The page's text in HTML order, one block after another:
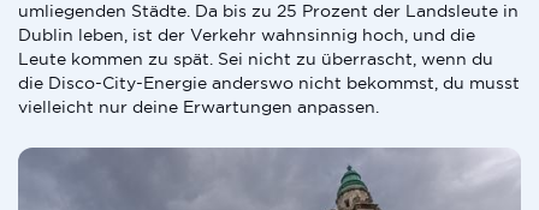
umliegenden Städte. Da bis zu 25 Prozent der Landsleute in
Dublin leben, ist der Verkehr wahnsinnig hoch, und die
Leute kommen zu spät. Sei nicht zu überrascht, wenn du
die Disco-City-Energie anderswo nicht bekommst, du musst
vielleicht nur deine Erwartungen anpassen.